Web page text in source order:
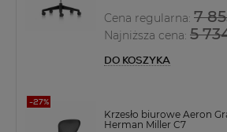
Cena regularna: 7
Najniższa cena: 5
DO KOSZYKA
Krzesło biurowe Aeron
Herman Miller C7